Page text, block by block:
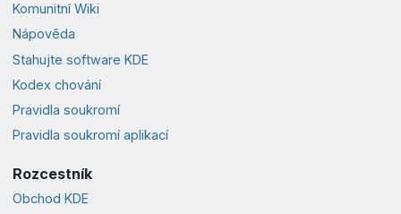
Komunitní Wiki
Nápověda
Stahujte software KDE
Kodex chování
Pravidla soukromí
Pravidla soukromí aplikací
Rozcestník
Obchod KDE